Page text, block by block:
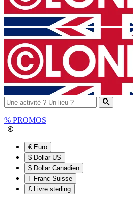
% PROMOS
€ Euro
$ Dollar US
$ Dollar Canadien
₣ Franc Suisse
£ Livre sterling